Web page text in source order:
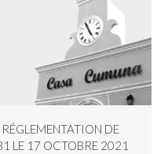
DE
LE 17 OCTOBRE 2021